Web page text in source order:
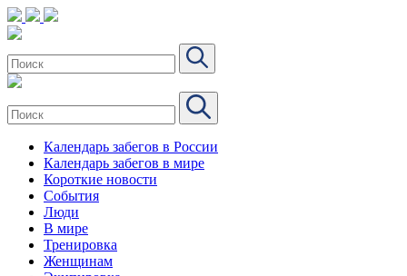
Календарь забегов в России
Календарь забегов в мире
Короткие новости
События
Люди
В мире
Тренировка
Женщинам